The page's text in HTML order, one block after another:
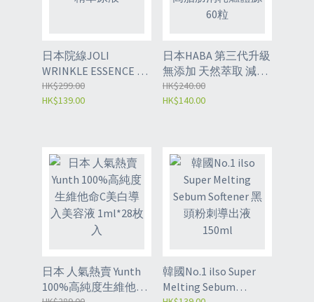
日本院線JOLI
WRINKLE ESSENCE 藥
用抗皺美白淡斑精華
原液
HK$299.00
HK$139.00
日本HABA 第三代升級
無添加 天然萃取 減脂
纖體 |提高脂肪消耗燃
體源 60粒
HK$240.00
HK$140.00
日本 人氣熱賣 Yunth
100%高純度生維他命
韓國No.1 ilso Super
Melting Sebum